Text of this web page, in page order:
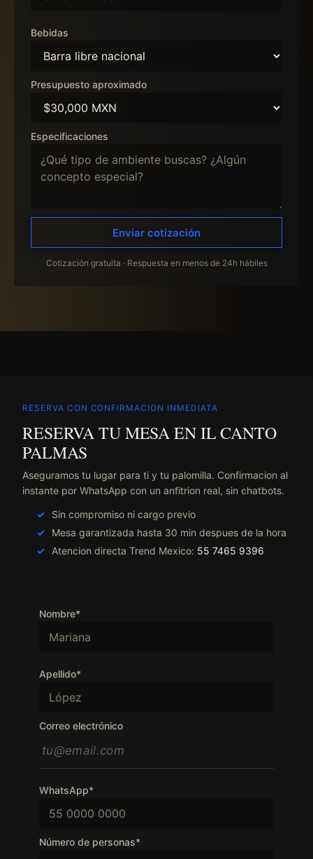
Bebidas
Presupuesto aproximado
Especificaciones
Enviar cotización
Cotización gratuita · Respuesta en menos de 24h hábiles
RESERVA CON CONFIRMACION INMEDIATA
RESERVA TU MESA EN IL CANTO
PALMAS
Aseguramos tu lugar para ti y tu palomilla. Confirmacion al
instante por WhatsApp con un anfitrion real, sin chatbots.
Sin compromiso ni cargo previo
Mesa garantizada hasta 30 min despues de la hora
Atencion directa Trend Mexico: 55 7465 9396
Nombre*
Apellido*
Correo electrónico
WhatsApp*
Número de personas*